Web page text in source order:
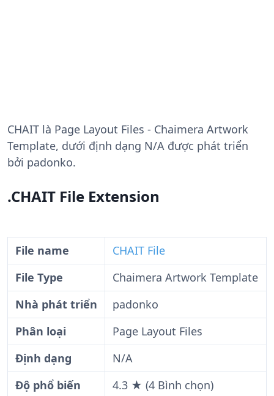
CHAIT là Page Layout Files - Chaimera Artwork
Template, dưới định dạng N/A được phát triển
bởi padonko.
.CHAIT File Extension
File name
CHAIT File
File Type
Chaimera Artwork Template
Nhà phát triển
padonko
Phân loại
Page Layout Files
Định dạng
N/A
Độ phổ biến
4.3 ★ (4 Bình chọn)